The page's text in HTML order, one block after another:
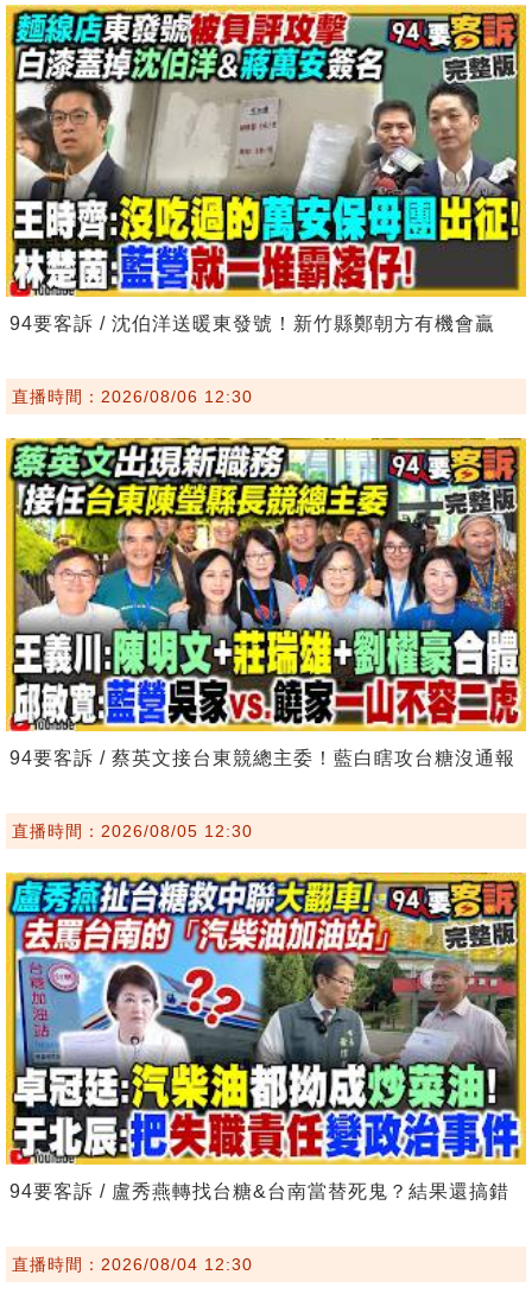
94要客訴 / 沈伯洋送暖東發號！新竹縣鄭朝方有機會贏
直播時間：2026/08/06 12:30
94要客訴 / 蔡英文接台東競總主委！藍白瞎攻台糖沒通報
直播時間：2026/08/05 12:30
94要客訴 / 盧秀燕轉找台糖&台南當替死鬼？結果還搞錯
直播時間：2026/08/04 12:30